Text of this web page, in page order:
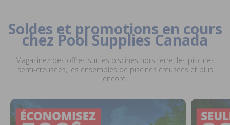
Soldes et promotions en cours
chez Pool Supplies Canada
Magasinez des offres sur les piscines hors terre, les piscines
semi-creusées, les ensembles de piscines creusées et plus
encore.